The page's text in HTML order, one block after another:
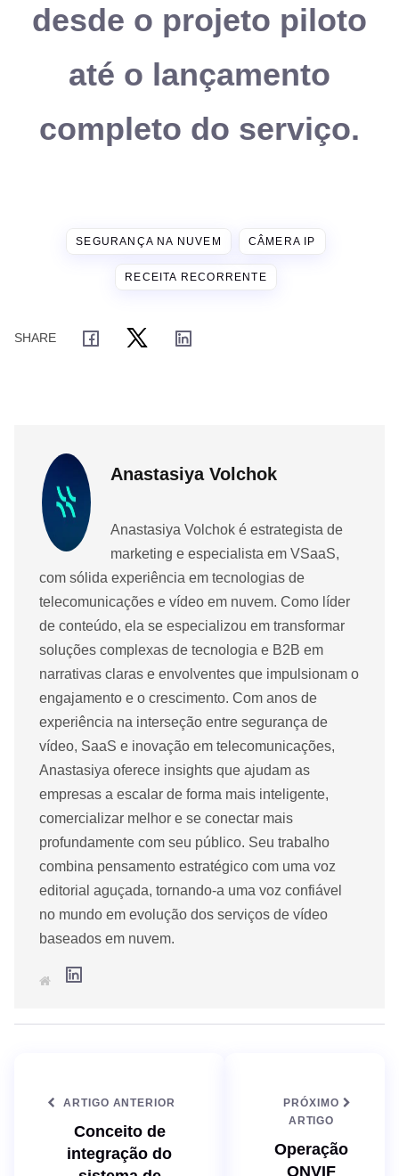
desde o projeto piloto
até o lançamento
completo do serviço.
SEGURANÇA NA NUVEM CÂMERA IP
RECEITA RECORRENTE
Anastasiya Volchok
Anastasiya Volchok é estrategista de
marketing e especialista em VSaaS,
com sólida experiência em tecnologias de
telecomunicações e vídeo em nuvem. Como líder
de conteúdo, ela se especializou em transformar
soluções complexas de tecnologia e B2B em
narrativas claras e envolventes que impulsionam o
engajamento e o crescimento. Com anos de
experiência na interseção entre segurança de
vídeo, SaaS e inovação em telecomunicações,
Anastasiya oferece insights que ajudam as
empresas a escalar de forma mais inteligente,
comercializar melhor e se conectar mais
profundamente com seu público. Seu trabalho
combina pensamento estratégico com uma voz
editorial aguçada, tornando-a uma voz confiável
no mundo em evolução dos serviços de vídeo
baseados em nuvem.
ARTIGO ANTERIOR
Conceito de
integração do
PRÓXIMO
ARTIGO
Operação
ONVIF